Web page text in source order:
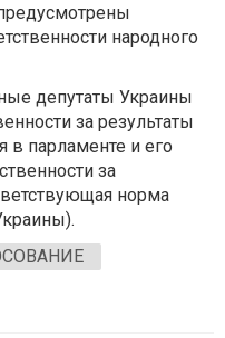
народного
депутаты Украины
за результаты
в парламенте и его
за
норма